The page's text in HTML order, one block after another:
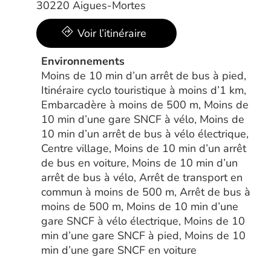
30220 Aigues-Mortes
Voir l’itinéraire
Environnements
Moins de 10 min d’un arrêt de bus à pied,
Itinéraire cyclo touristique à moins d’1 km,
Embarcadère à moins de 500 m, Moins de
10 min d’une gare SNCF à vélo, Moins de
10 min d’un arrêt de bus à vélo électrique,
Centre village, Moins de 10 min d’un arrêt
de bus en voiture, Moins de 10 min d’un
arrêt de bus à vélo, Arrêt de transport en
commun à moins de 500 m, Arrêt de bus à
moins de 500 m, Moins de 10 min d’une
gare SNCF à vélo électrique, Moins de 10
min d’une gare SNCF à pied, Moins de 10
min d’une gare SNCF en voiture